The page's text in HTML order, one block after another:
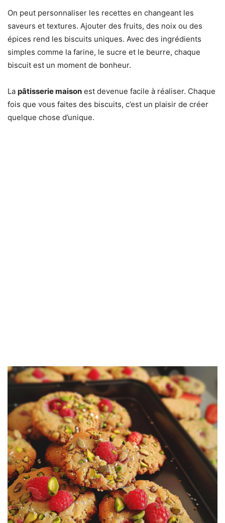
On peut personnaliser les recettes en changeant les
saveurs et textures. Ajouter des fruits, des noix ou des
épices rend les biscuits uniques. Avec des ingrédients
simples comme la farine, le sucre et le beurre, chaque
biscuit est un moment de bonheur.
La pâtisserie maison est devenue facile à réaliser. Chaque
fois que vous faites des biscuits, c’est un plaisir de créer
quelque chose d’unique.